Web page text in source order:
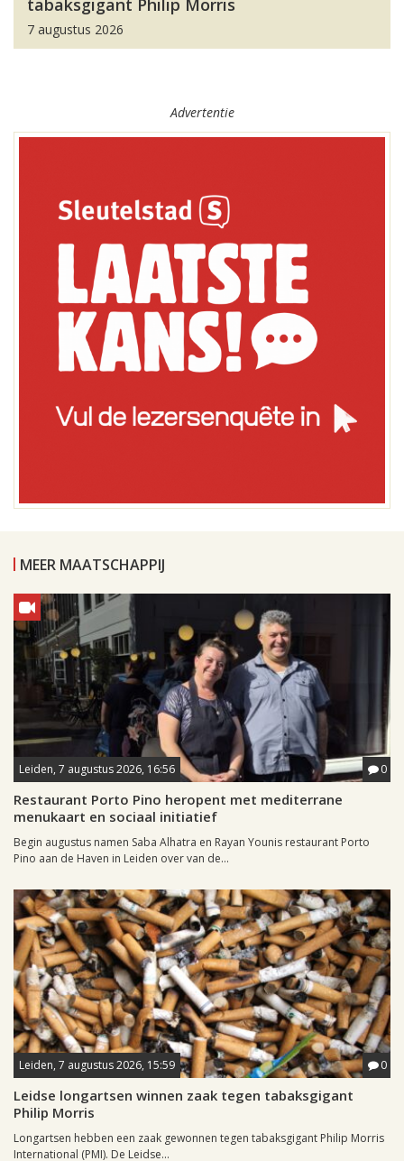
tabaksgigant Philip Morris
7 augustus 2026
Advertentie
MEER MAATSCHAPPIJ
Leiden, 7 augustus 2026, 16:56 0
Restaurant Porto Pino heropent met mediterrane
menukaart en sociaal initiatief
Begin augustus namen Saba Alhatra en Rayan Younis restaurant Porto
Pino aan de Haven in Leiden over van de...
Leiden, 7 augustus 2026, 15:59 0
Leidse longartsen winnen zaak tegen tabaksgigant
Philip Morris
Longartsen hebben een zaak gewonnen tegen tabaksgigant Philip Morris
International (PMI). De Leidse...